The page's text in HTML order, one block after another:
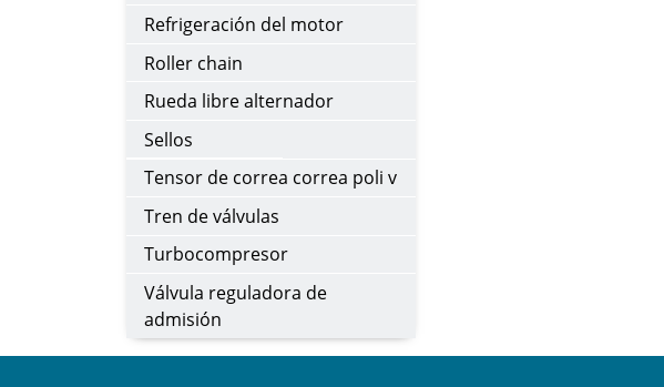
Refrigeración del motor
Roller chain
Rueda libre alternador
Sellos
Tensor de correa correa poli v
Tren de válvulas
Turbocompresor
Válvula reguladora de
admisión